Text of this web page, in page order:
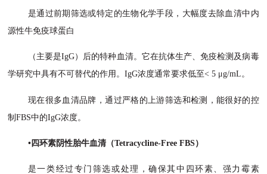
是通过前期筛选或特定的生物化学手段，大幅度去除血清中内
源性牛免疫球蛋白
（主要是IgG）后的特种血清。它在抗体生产、免疫检测及病毒
学研究中具有不可替代的作用。IgG浓度通常要求低至< 5 μg/mL。
现在很多血清品牌，通过严格的上游筛选和检测，能很好的控
制FBS中的IgG浓度。
•四环素阴性胎牛血清（Tetracycline-Free FBS）
是一类经过专门筛选或处理，确保其中四环素、强力霉素